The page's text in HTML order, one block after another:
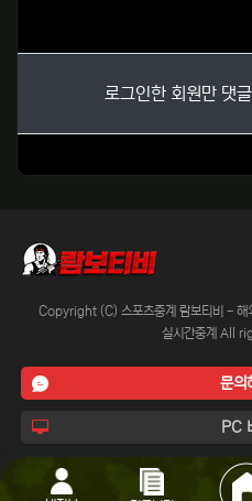
로그인한 회원만 댓
Copyright (C) 스포츠중계 람보티비 - 해
실시간중계 All
문의
PC